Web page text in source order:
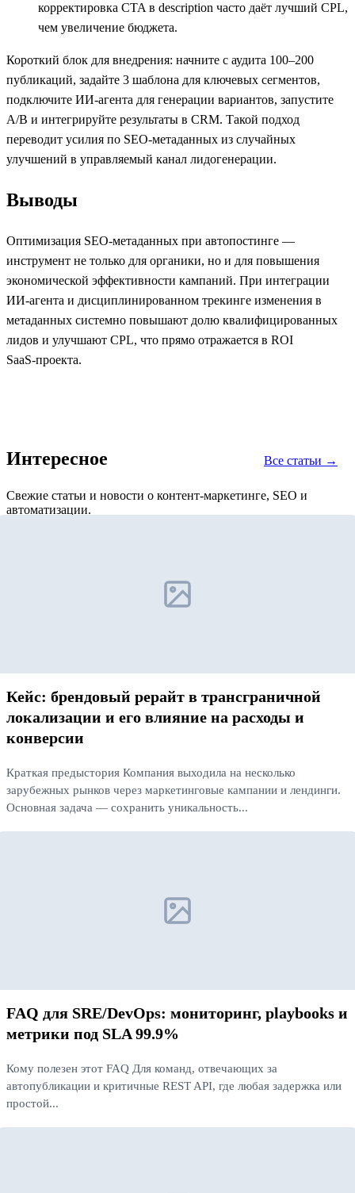
корректировка CTA в description часто даёт лучший CPL,
чем увеличение бюджета.
Короткий блок для внедрения: начните с аудита 100–200
публикаций, задайте 3 шаблона для ключевых сегментов,
подключите ИИ‑агента для генерации вариантов, запустите
A/B и интегрируйте результаты в CRM. Такой подход
переводит усилия по SEO‑метаданных из случайных
улучшений в управляемый канал лидогенерации.
Выводы
Оптимизация SEO‑метаданных при автопостинге —
инструмент не только для органики, но и для повышения
экономической эффективности кампаний. При интеграции
ИИ‑агента и дисциплинированном трекинге изменения в
метаданных системно повышают долю квалифицированных
лидов и улучшают CPL, что прямо отражается в ROI
SaaS‑проекта.
Интересное Все статьи →
Свежие статьи и новости о контент-маркетинге, SEO и
автоматизации.
Кейс: брендовый рерайт в трансграничной
локализации и его влияние на расходы и
конверсии
Краткая предыстория Компания выходила на несколько
зарубежных рынков через маркетинговые кампании и лендинги.
Основная задача — сохранить уникальность...
FAQ для SRE/DevOps: мониторинг, playbooks и
метрики под SLA 99.9%
Кому полезен этот FAQ Для команд, отвечающих за
автопубликации и критичные REST API, где любая задержка или
простой...